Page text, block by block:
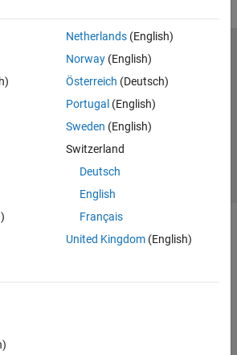
Netherlands(English)
Norway(English)
Österreich (Deutsch)
Portugal (English)
Sweden (English)
Switzerland
Deutsch
English
Français
United Kingdom(English)
Informativa sulla privacy
dell'applicazione
Contatti
Inc.